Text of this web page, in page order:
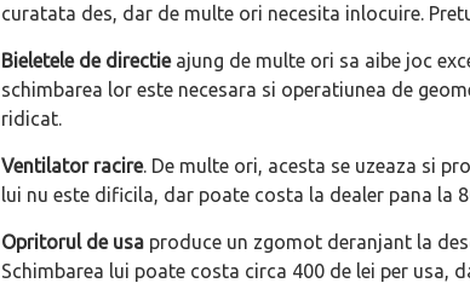
curatata des, dar de multe ori necesita inlocuire.
Bieletele de directieajung de multe ori sa aibe joc
schimbarea lor este necesara si operatiunea de
ridicat.
Ventilator racire. De multe ori, acesta se uzeaza si
lui nu este dificila, dar poate costa la dealer pana la
Opritorul de usaproduce un zgomot deranjant la
Schimbarea lui poate costa circa 400 de lei per usa,